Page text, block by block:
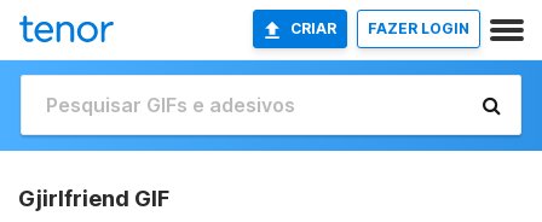
CRIAR FAZER LOGIN
Gjirlfriend GIF